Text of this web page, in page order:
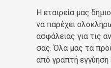
Η εταιρεία μας
να παρέχει
ασφάλειας για τις
σας. Όλα μας τα
από γραπτή εγγύηση